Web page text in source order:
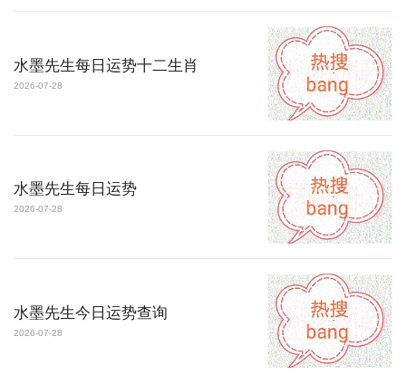
水墨先生每日运势十二生肖
2026-07-28
水墨先生每日运势
2026-07-28
水墨先生今日运势查询
2026-07-28